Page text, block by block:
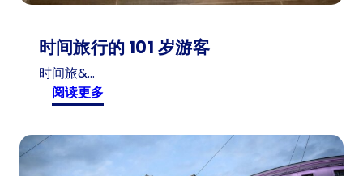
时间旅行的 101 岁游客
时间旅&…
阅读更多:
时
间